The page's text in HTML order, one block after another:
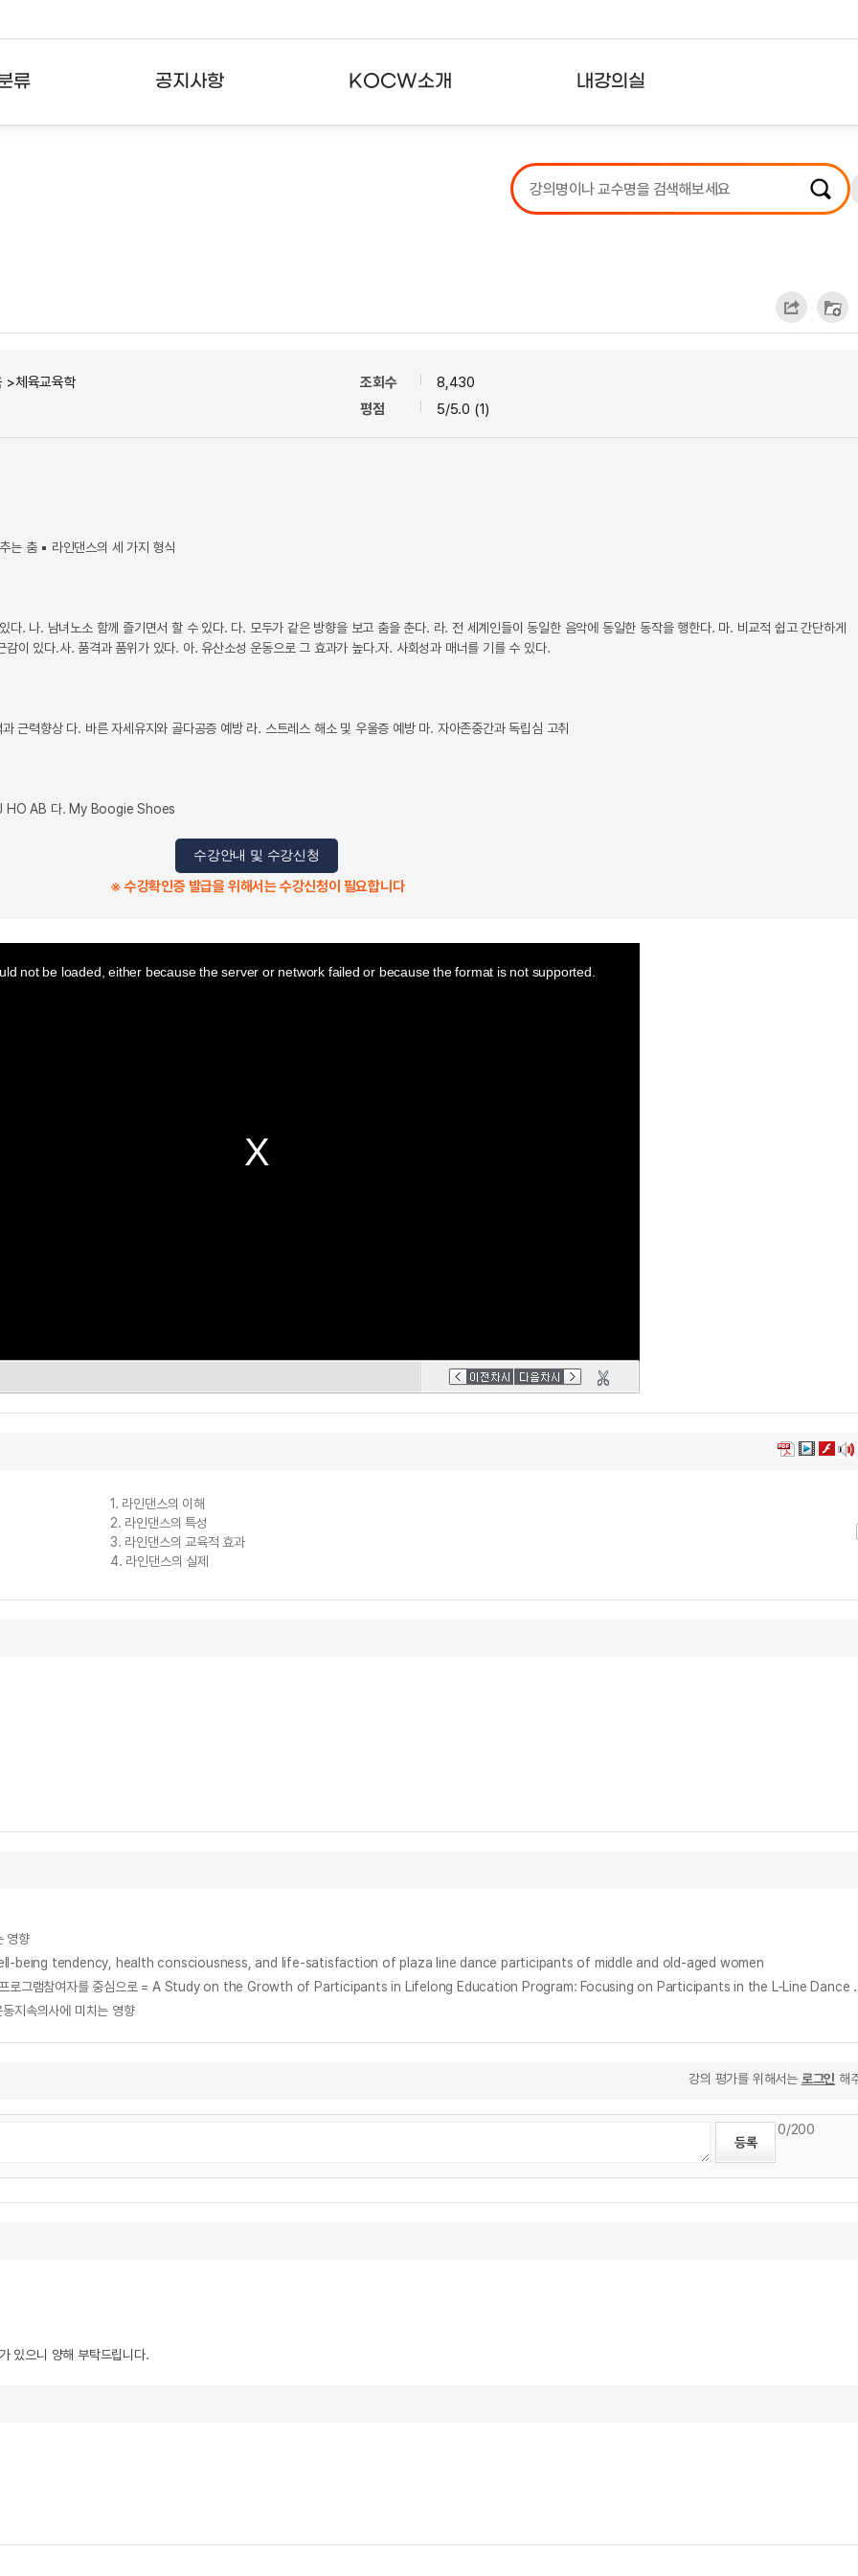
류 공지사항 KOCW소개 내강의실
강의리스트
수강확인증강의
>체육교육학
조회수
8,430
평점
5/5.0 (1)
는 춤 ▪ 라인댄스의 세 가지 형식
다. 나. 남녀노소 함께 즐기면서 할 수 있다. 다. 모두가 같은 방향을 보고 춤을 춘다. 라. 전 세계인들이 동일한 음악에 동일한 동작을 행한다. 마. 비교적 쉽고 간단하게
감이 있다.사. 품격과 품위가 있다. 아. 유산소성 운동으로 그 효과가 높다.자. 사회성과 매너를 기를 수 있다.
근력향상 다. 바른 자세유지와 골다공증 예방 라. 스트레스 해소 및 우울증 예방 마. 자아존중간과 독립심 고취
AB 다. My Boogie Shoes
수강안내 및 수강신청
※ 수강확인증 발급을 위해서는 수강신청이 필요합니다
not be loaded, either because the server or network failed or because the format is not supported.
1. 라인댄스의 이해
2. 라인댄스의 특성
3. 라인댄스의 교육적 효과
4. 라인댄스의 실제
영향
being tendency, health consciousness, and life-satisfaction of plaza line dance participants of middle and old-aged women
평생교육 프로그램참여자의 학습을 통한 성장에 관한
지속의사에 미치는 영향
강의 평가를 위해서는 로그인 해
0/200
있으니 양해 부탁드립니다.